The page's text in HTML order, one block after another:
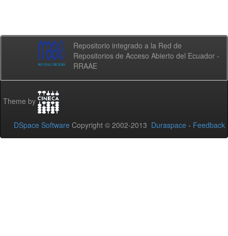
Repositorio integrado a la Red de
Repositorios de Acceso Abierto del Ecuador -
RRAAE
Theme by
DSpace Software Copyright © 2002-2013 Duraspace - Feedback